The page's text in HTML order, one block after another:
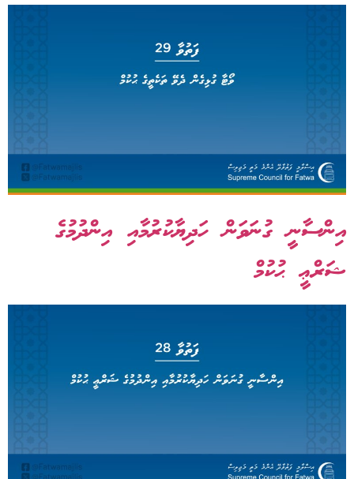
އިންސާނީ ގުނަވަން ހަދިޔާކުރުމާއި އިންދުމުގެ
ޝަރްޢީ ޙުކުމް